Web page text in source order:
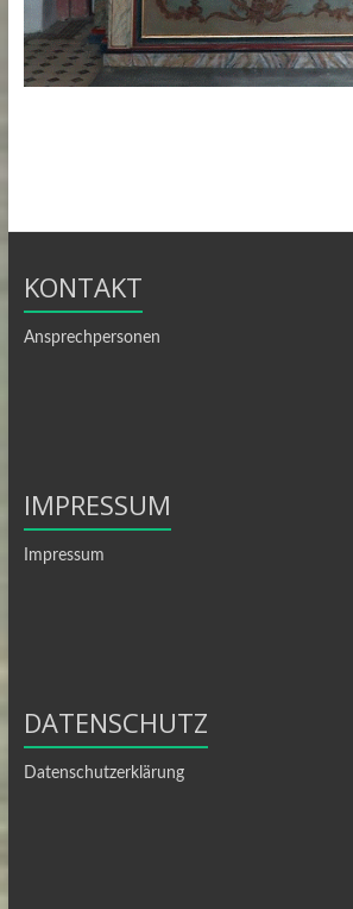
KONTAKT
Ansprechpersonen
IMPRESSUM
Impressum
DATENSCHUTZ
Datenschutzerklärung